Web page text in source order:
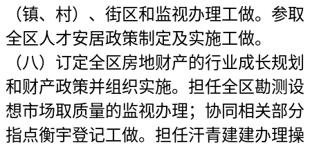
（镇、村）、街区和监视办理工做。参取
全区人才安居政策制定及实施工做。
（八）订定全区房地财产的行业成长规划
和财产政策并组织实施。担任全区勘测设
想市场取质量的监视办理；协同相关部分
指点衡宇登记工做。担任汗青建建办理操